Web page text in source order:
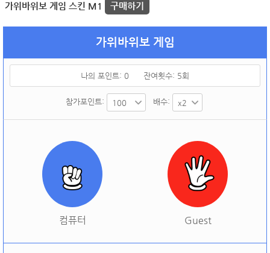
가위바위보 게임 스킨 M1 구매하기
가위바위보 게임
나의 포인트: 0 잔여횟수: 5회
참가포인트: 배수:
컴퓨터 Guest
오늘 승률: 오늘 결과: ]